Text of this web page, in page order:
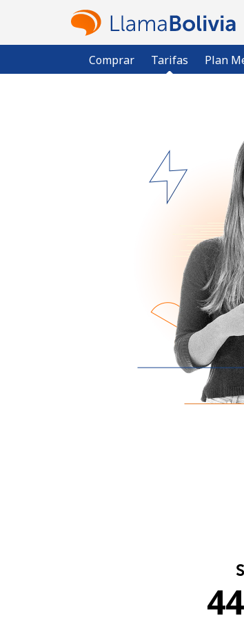
Comprar Tarifas Plan